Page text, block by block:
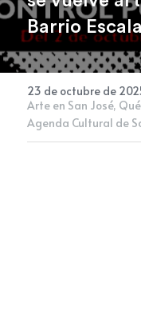
Museos
Buscar
Barrio
23 de octubre de
Arte en San José,
Agenda Cultural de